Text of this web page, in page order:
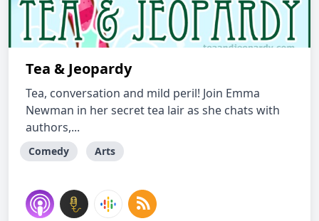
Tea & Jeopardy
Tea, conversation and mild peril! Join Emma
Newman in her secret tea lair as she chats with
authors,...
Comedy Arts